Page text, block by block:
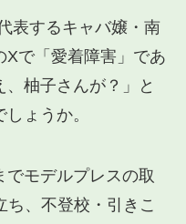
表するキャバ嬢・南
Xで「愛着障害」であ
柚子さんが？」と
ょうか。
でモデルプレスの取
ち、不登校・引きこ